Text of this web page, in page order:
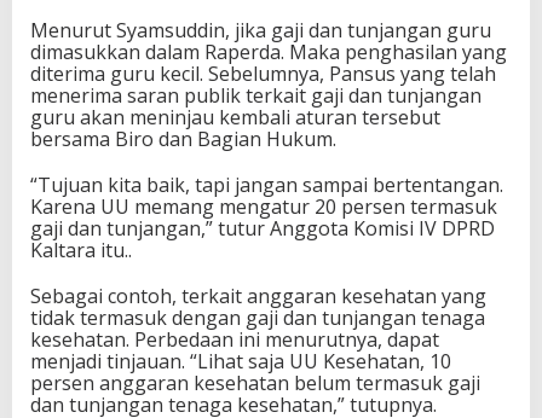
Menurut Syamsuddin, jika gaji dan tunjangan guru
dimasukkan dalam Raperda. Maka penghasilan yang
diterima guru kecil. Sebelumnya, Pansus yang telah
menerima saran publik terkait gaji dan tunjangan
guru akan meninjau kembali aturan tersebut
bersama Biro dan Bagian Hukum.
“Tujuan kita baik, tapi jangan sampai bertentangan.
Karena UU memang mengatur 20 persen termasuk
gaji dan tunjangan,” tutur Anggota Komisi IV DPRD
Kaltara itu..
Sebagai contoh, terkait anggaran kesehatan yang
tidak termasuk dengan gaji dan tunjangan tenaga
kesehatan. Perbedaan ini menurutnya, dapat
menjadi tinjauan. “Lihat saja UU Kesehatan, 10
persen anggaran kesehatan belum termasuk gaji
dan tunjangan tenaga kesehatan,” tutupnya.